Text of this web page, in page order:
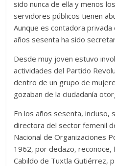
sido nunca de ella y menos
servidores públicos tienen
Aunque es contadora
años sesenta ha sido
Desde muy joven estuvo
actividades del Partido
dentro de un grupo de
gozaban de la ciudadanía
En los años sesenta, incluso,
directora del sector femenil
Nacional de Organizaciones
1962, por dedazo,
Cabildo de Tuxtla Gutiérrez,